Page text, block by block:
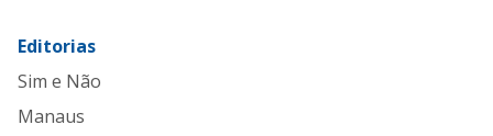
Editorias
Sim e Não
Manaus